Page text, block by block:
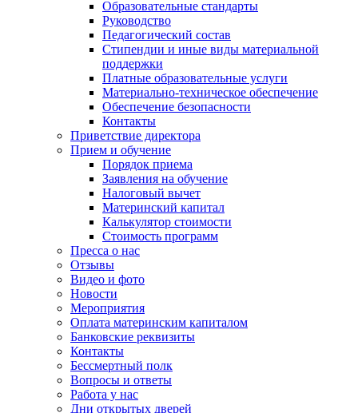
Образовательные стандарты
Руководство
Педагогический состав
Стипендии и иные виды материальной
поддержки
Платные образовательные услуги
Материально-техническое обеспечение
Обеспечение безопасности
Контакты
Приветствие директора
Прием и обучение
Порядок приема
Заявления на обучение
Налоговый вычет
Материнский капитал
Калькулятор стоимости
Стоимость программ
Пресса о нас
Отзывы
Видео и фото
Новости
Мероприятия
Оплата материнским капиталом
Банковские реквизиты
Контакты
Бессмертный полк
Вопросы и ответы
Работа у нас
Дни открытых дверей